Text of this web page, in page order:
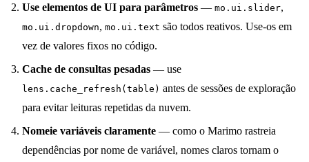
Use elementos de UI para parâmetros — mo.ui.slider,
mo.ui.dropdown, mo.ui.text são todos reativos. Use-os em
vez de valores fixos no código.
Cache de consultas pesadas — use
lens.cache_refresh(table) antes de sessões de exploração
para evitar leituras repetidas da nuvem.
Nomeie variáveis claramente — como o Marimo rastreia
dependências por nome de variável, nomes claros tornam o